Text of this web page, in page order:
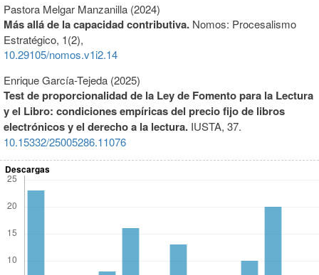
Pastora Melgar Manzanilla (2024)
Más allá de la capacidad contributiva. Nomos: Procesalismo
Estratégico, 1(2),
10.29105/nomos.v1i2.14
Enrique García-Tejeda (2025)
Test de proporcionalidad de la Ley de Fomento para la Lectura
y el Libro: condiciones empíricas del precio fijo de libros
electrónicos y el derecho a la lectura. IUSTA, 37.
10.15332/25005286.11076
Descargas